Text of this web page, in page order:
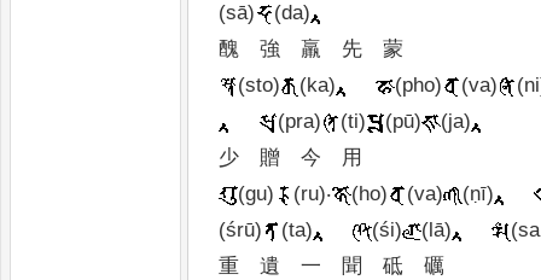
(sā)
(da)
醜
強 羸 先
蒙
(sto)
(ka) (pho) (va)
(pra)
(ti) (pū)
(ja)
少
贈 今
用
(gu)
(ru)‧ (ho) (va)
(ṇī)
(śrū)
(ta) (śi) (lā)
重 遺
一 聞 砥
礪